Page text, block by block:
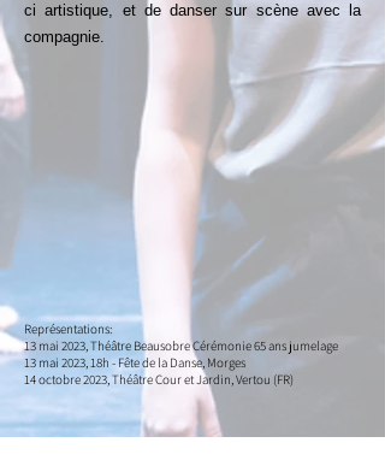
ci artistique, et de danser sur scène avec la
compagnie.
Représentations:
13 mai 2023, Théâtre Beausobre Cérémonie 65 ans jumelage
13 mai 2023, 18h - Fête de la Danse, Morges
14 octobre 2023, Théâtre Cour et Jardin, Vertou (FR)